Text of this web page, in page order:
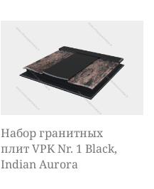
Набор гранитных
плит VPK Nr. 1 Black,
Indian Aurora